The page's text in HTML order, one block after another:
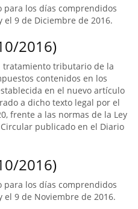
para los días comprendidos
el 9 de Diciembre de 2016.
2016)
tratamiento tributario de la
contenidos en los
en el nuevo artículo
a dicho texto legal por el
frente a las normas de la Ley
publicado en el Diario
2016)
para los días comprendidos
el 9 de Noviembre de 2016.